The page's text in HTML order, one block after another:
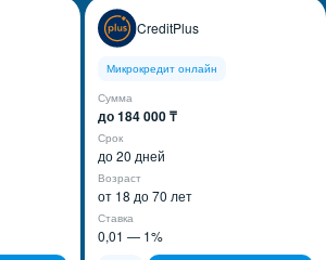
CreditPlus
Микрокредит онлайн
Сумма
до 184 000 ₸
Срок
до 20 дней
Возраст
от 18 до 70 лет
Ставка
0,01 — 1%